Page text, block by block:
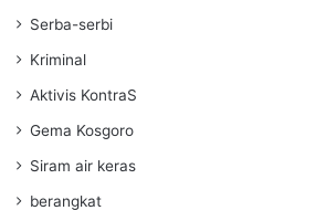
Serba-serbi
Kriminal
Aktivis KontraS
Gema Kosgoro
Siram air keras
berangkat